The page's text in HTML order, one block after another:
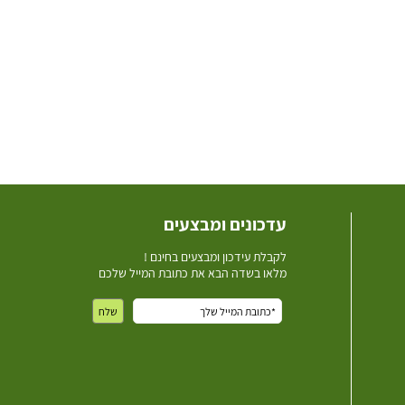
עדכונים ומבצעים
לקבלת עידכון ומבצעים בחינם !
מלאו בשדה הבא את כתובת המייל שלכם